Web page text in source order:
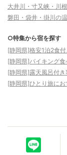
大井川・寸又峡・川
磐田・袋井・掛川の
○特集から宿を探す
[静岡県]格安1泊2食
[静岡県]バイキング
[静岡県]露天風呂付
[静岡県]ひとり旅に